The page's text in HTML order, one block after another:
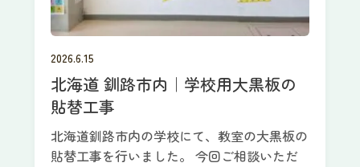
2026.6.15
北海道 釧路市内｜学校用大黒板の
貼替工事
北海道釧路市内の学校にて、教室の大黒板の
貼替工事を行いました。 今回ご相談いただ